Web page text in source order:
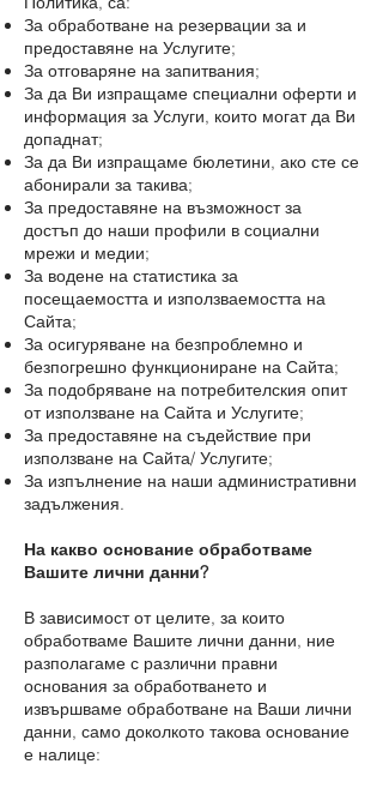
За обработване на резервации за и
предоставяне на Услугите;
За отговаряне на запитвания;
За да Ви изпращаме специални оферти и
информация за Услуги, които могат да Ви
допаднат;
За да Ви изпращаме бюлетини, ако сте се
абонирали за такива;
За предоставяне на възможност за
достъп до наши профили в социални
мрежи и медии;
За водене на статистика за
посещаемостта и използваемостта на
Сайта;
За осигуряване на безпроблемно и
безпогрешно функциониране на Сайта;
За подобряване на потребителския опит
от използване на Сайта и Услугите;
За предоставяне на съдействие при
използване на Сайта/ Услугите;
За изпълнение на наши административни
задължения.
На какво основание обработваме
Вашите лични данни?
В зависимост от целите, за които
обработваме Вашите лични данни, ние
разполагаме с различни правни
основания за обработването и
извършваме обработване на Ваши лични
данни, само доколкото такова основание
е налице: